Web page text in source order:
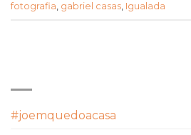
fotografia, gabriel casas, Igualada
#joemquedoacasa